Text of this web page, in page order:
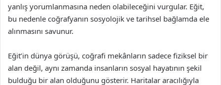
yanlış yorumlanmasına neden olabileceğini vurgular. Eğit,
bu nedenle coğrafyanın sosyolojik ve tarihsel bağlamda ele
alınmasını savunur.
Eğit’in dünya görüşü, coğrafi mekânların sadece fiziksel bir
alan değil, aynı zamanda insanların sosyal hayatının şekil
bulduğu bir alan olduğunu gösterir. Haritalar aracılığıyla